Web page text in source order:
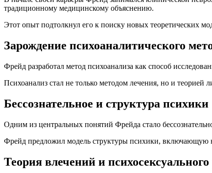
традиционному медицинскому объяснению.
Этот опыт подтолкнул его к поиску новых теоретических
Зарождение психоаналитического
Фрейд разработал метод психоанализа как способ
Психоанализ стал не только методом лечения, но и
Бессознательное и структура психики
Одним из центральных понятий Фрейда стало
Фрейд предложил модель структуры психики, включающую
Теория влечений и